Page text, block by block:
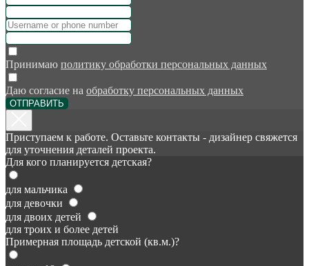
Принимаю политику обработки персональных данных
Даю согласие на обработку персональных данных
ОТПРАВИТЬ
Приступаем к работе. Оставьте контакты - дизайнер свяжется
для уточнения деталей проекта.
Для кого планируется детская?
для мальчика
для девочки
для двоих детей
для троих и более детей
Примерная площадь детской (кв.м.)?